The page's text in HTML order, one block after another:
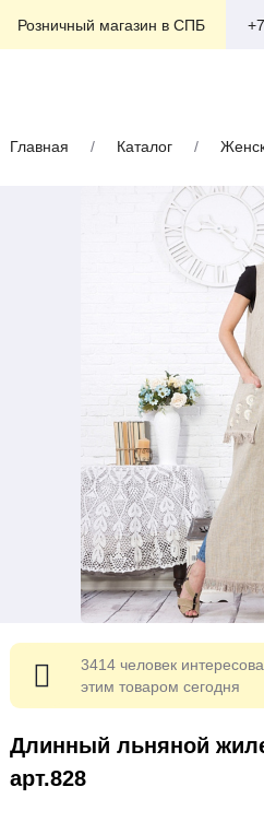
Розничный магазин в СПБ
Главная / Каталог /
Длинный льняной
арт.828
3414 человек
этим товаром сегодня